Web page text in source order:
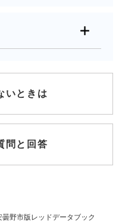
曇野市版レッドデータブック
いときは
問と回答